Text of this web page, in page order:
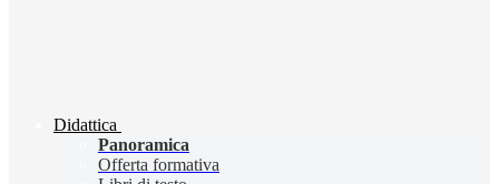
Didattica
Panoramica
Offerta formativa